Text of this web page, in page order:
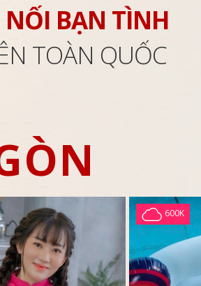
NỐI BẠN TÌNH
TOÀN QUỐC
600K